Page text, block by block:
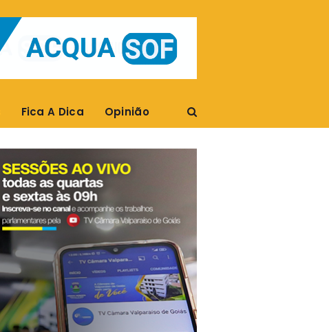
Fica A Dica Opinião